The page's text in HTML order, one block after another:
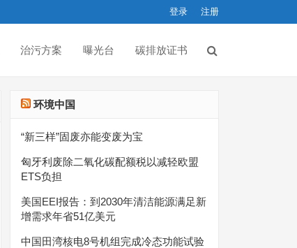
登录 注册
治污方案 曝光台 碳排放证书
环境中国
“新三样”固废亦能变废为宝
匈牙利废除二氧化碳配额税以减轻欧盟
ETS负担
美国EEI报告：到2030年清洁能源满足新
增需求年省51亿美元
中国田湾核电8号机组完成冷态功能试验